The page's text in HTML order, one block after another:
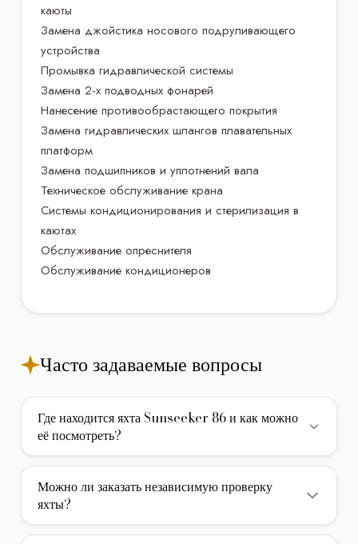
каюты
Замена джойстика носового подруливающего
устройства
Промывка гидравлической системы
Замена 2-х подводных фонарей
Нанесение противообрастающего покрытия
Замена гидравлических шлангов плавательных
платформ
Замена подшипников и уплотнений вала
Техническое обслуживание крана
Системы кондиционирования и стерилизация в
каютах
Обслуживание опреснителя
Обслуживание кондиционеров
Часто задаваемые вопросы
Где находится яхта Sunseeker 86 и как можно
её посмотреть?
организовать для вас личный осмотр яхты на месте или
провести подробный онлайн-показ в удобное время.
Можно ли заказать независимую проверку
яхты?